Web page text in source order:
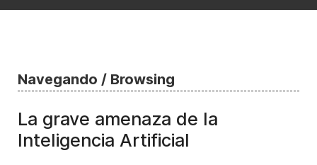
Navegando / Browsing
La grave amenaza de la
Inteligencia Artificial